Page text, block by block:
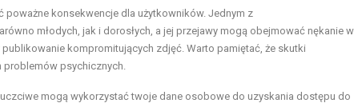
poważne konsekwencje dla użytkowników. Jednym z
młodych, jak i dorosłych, a jej przejawy mogą obejmować nękanie w
kompromitujących zdjęć. Warto pamiętać, że skutki
problemów psychicznych.
mogą wykorzystać twoje dane osobowe do uzyskania dostępu do